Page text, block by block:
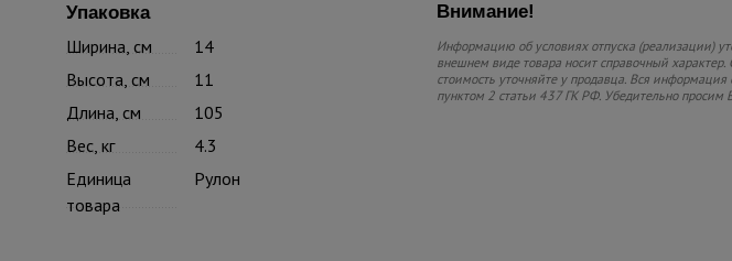
Упаковка
Ширина, см
14
Высота, см
11
Длина, см
105
Вес, кг
4.3
Единица
товара
Рулон
Внимание!
Информацию об условиях отпуска (реализации)
внешнем виде товара носит справочный характер.
стоимость уточняйте у продавца. Вся
пунктом 2 статьи 437 ГК РФ. Убедительно